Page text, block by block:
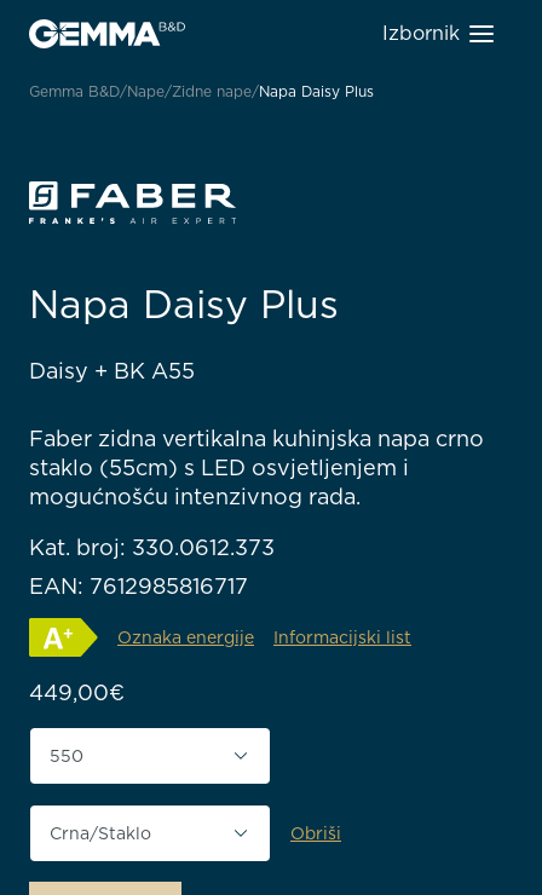
Izbornik
Gemma B&D Nape Zidne nape Napa Daisy Plus
Napa Daisy Plus
Daisy + BK A55
Faber zidna vertikalna kuhinjska napa crno
staklo (55cm) s LED osvjetljenjem i
mogućnošću intenzivnog rada.
Kat. broj: 330.0612.373
EAN: 7612985816717
Oznaka energije Informacijski list
449,00€
Širina proizvoda (mm)
Završna obrada Obriši